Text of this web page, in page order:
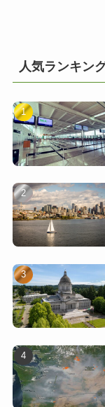
人気ランキン